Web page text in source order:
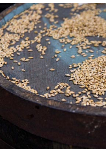
Teeling 家族早在1782年便开
发展僵局的 Cooley 蒸馏厂源
得利（Beam Suntory）收购
2015年，Jack与Stephen
标上的凤凰图腾，也寓意着家